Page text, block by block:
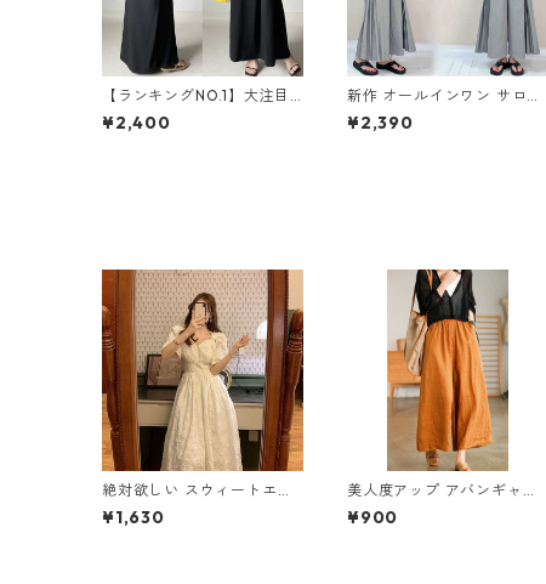
【ランキングNO.1】大注目
Vネック ノースリーブ ワン
ピース m-738
¥2,400
新作 オールインワン サロペ
ットパンツ m-462
¥2,390
絶対欲しい スウィートエレ
ガント パフスリーブ ワンピ
ース m-276
¥1,630
美人度アップ アバンギャル
ド ワイドパンツ m-592
¥900